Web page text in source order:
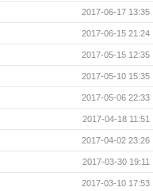
2017-06-17 13:35
2017-06-15 21:24
2017-05-15 12:35
2017-05-10 15:35
2017-05-06 22:33
2017-04-18 11:51
2017-04-02 23:26
2017-03-30 19:11
2017-03-10 17:53